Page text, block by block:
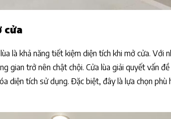
cửa
là khả năng tiết kiệm diện tích khi mở cửa. Với
gian trở nên chật chội. Cửa lùa giải quyết vấn
diện tích sử dụng. Đặc biệt, đây là lựa chọn phù